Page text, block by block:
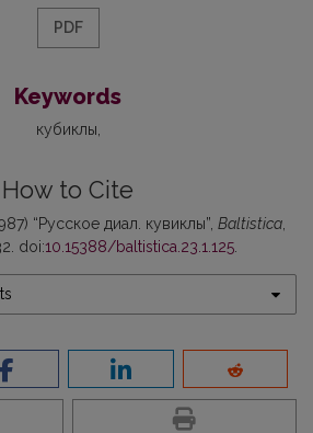
PDF
Keywords
кубиклы
How to Cite
“Русское диал. кувиклы”, Baltistica,
doi:10.15388/baltistica.23.1.125